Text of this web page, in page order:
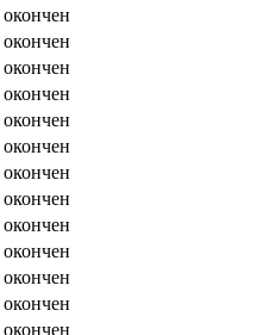
окончен
окончен
окончен
окончен
окончен
окончен
окончен
окончен
окончен
окончен
окончен
окончен
окончен